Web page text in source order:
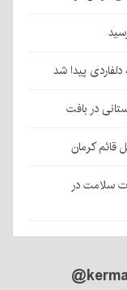
کرمان
سلامت در